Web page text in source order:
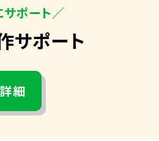
ポート／
サポート
細